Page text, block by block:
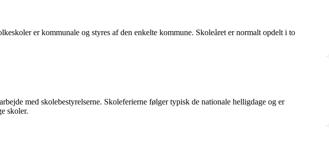
er kommunale og styres af den enkelte kommune. Skoleåret er normalt opdelt i to
med skolebestyrelserne. Skoleferierne følger typisk de nationale helligdage og er
skoler.